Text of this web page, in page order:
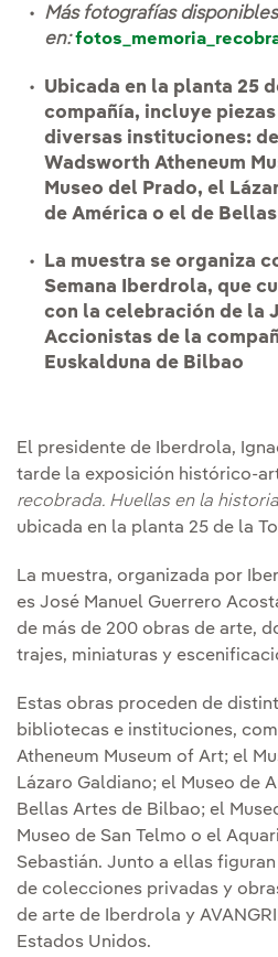
Más fotografías disponibles
en:
Ubicada en la planta 25
compañía, incluye
diversas instituciones:
Wadsworth Atheneum
Museo del Prado, el
de América o el de
La muestra se organiza
Semana Iberdrola, que
con la celebración de la
Accionistas de la
Euskalduna de Bilbao
El presidente de Iberdrola,
tarde la exposición histórico-
recobrada. Huellas en la
ubicada en la planta 25 de la
La muestra, organizada por
es José Manuel Guerrero
de más de 200 obras de arte,
trajes, miniaturas y
Estas obras proceden de
bibliotecas e instituciones,
Atheneum Museum of Art; el
Lázaro Galdiano; el Museo de
Bellas Artes de Bilbao; el
Museo de San Telmo o el
Sebastián. Junto a ellas
de colecciones privadas y
de arte de Iberdrola y
Estados Unidos.